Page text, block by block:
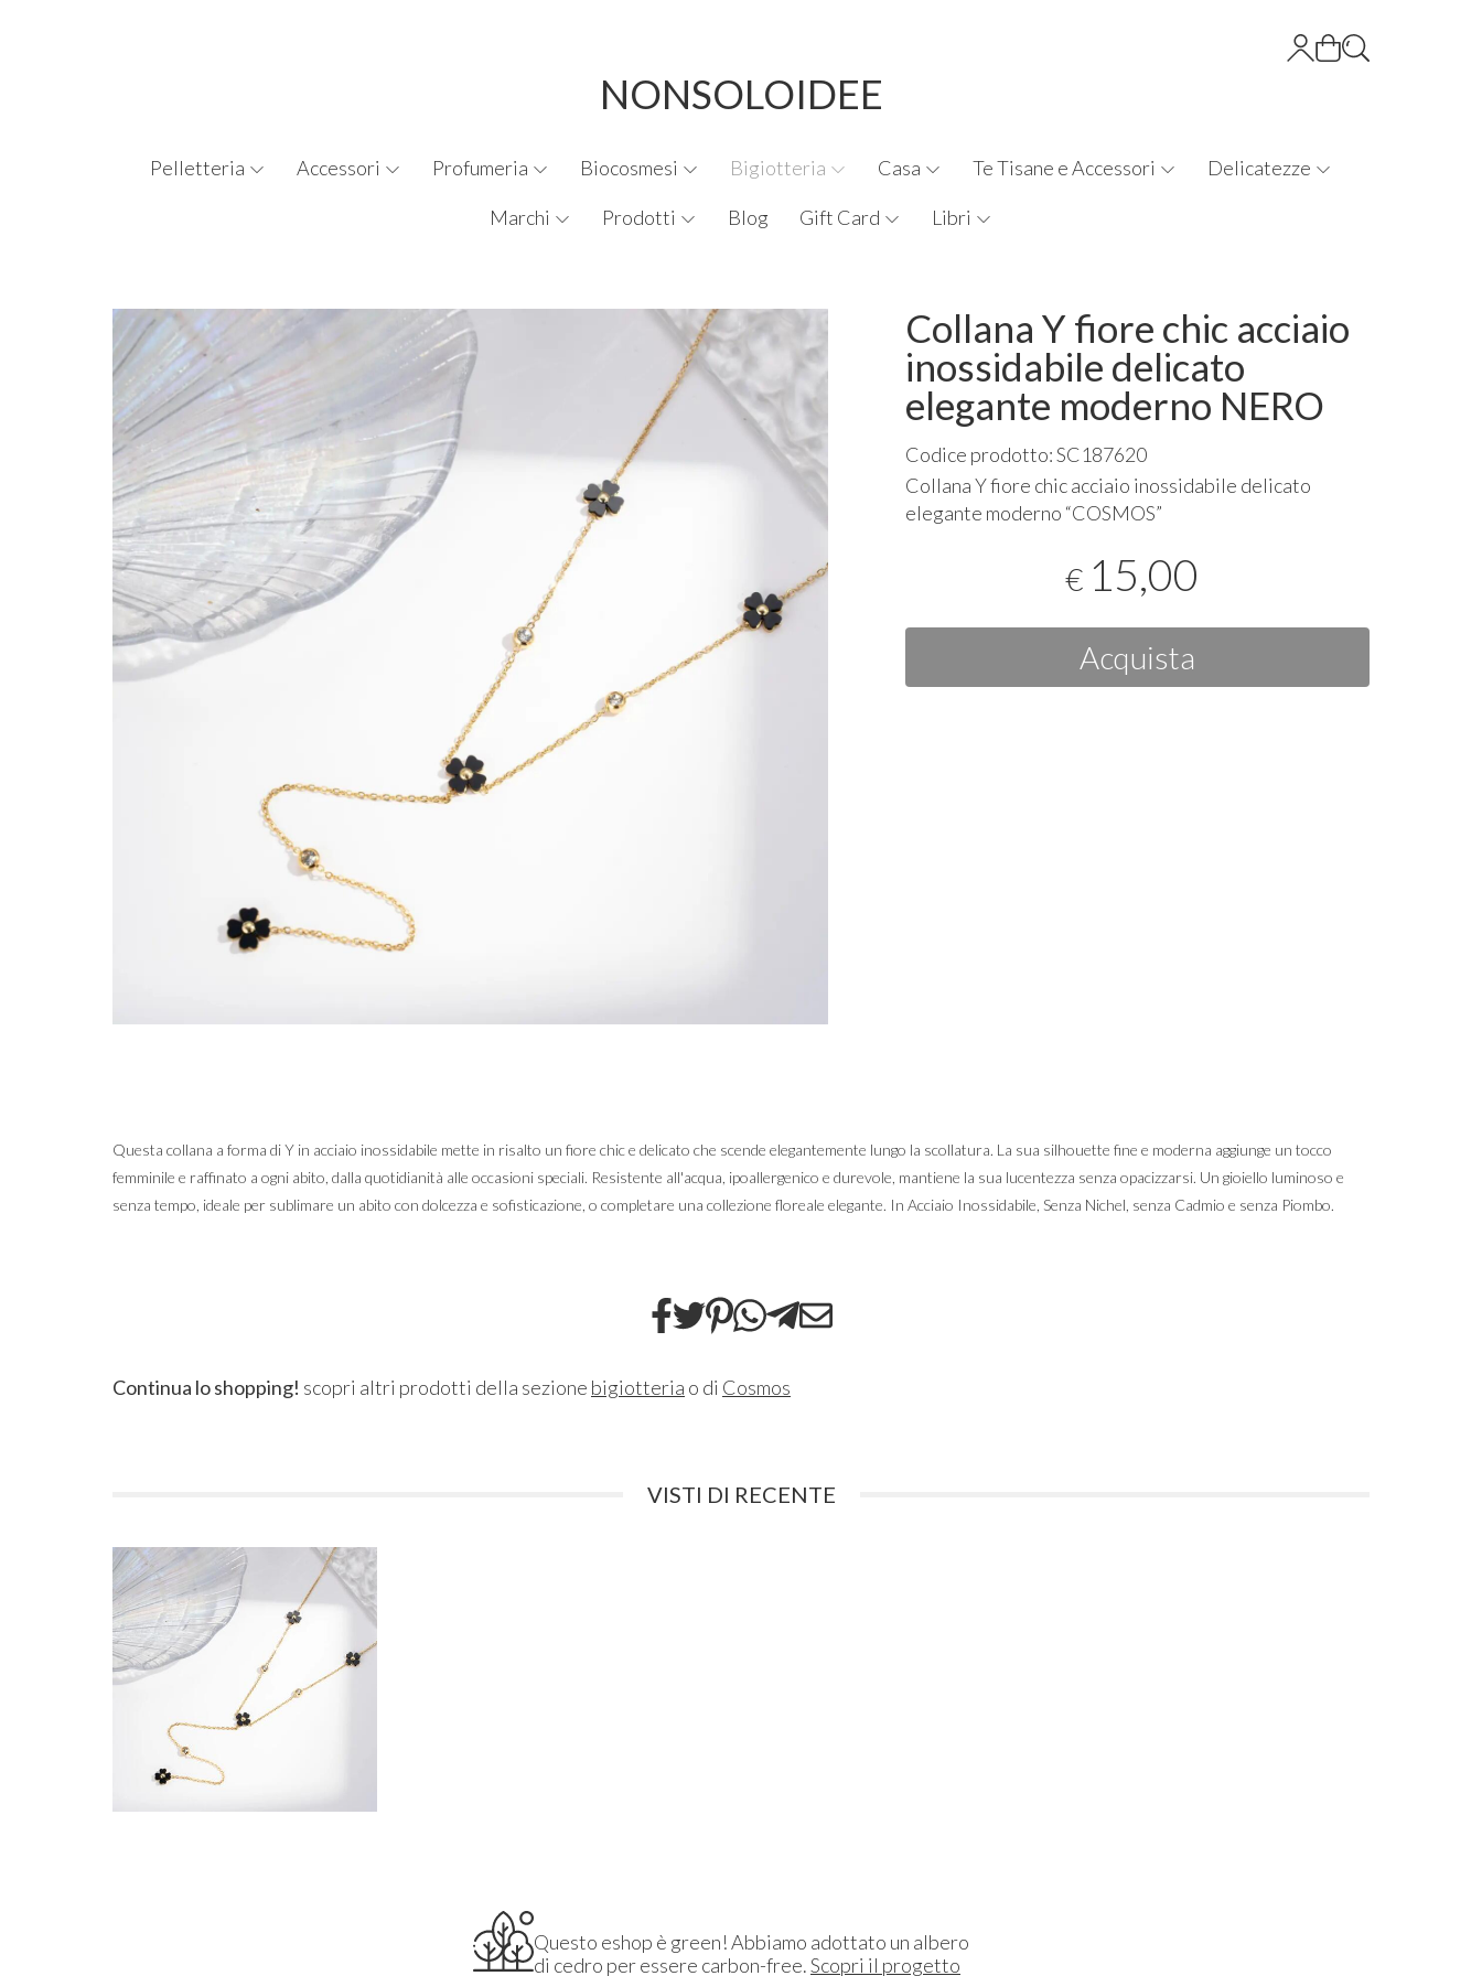
NONSOLOIDEE
Pelletteria Accessori Profumeria Biocosmesi Bigiotteria Casa Te Tisane e Accessori Delicatezze
Marchi Prodotti Blog Gift Card Libri
Collana Y fiore chic acciaio
inossidabile delicato
elegante moderno NERO
Codice prodotto: SC187620
Collana Y fiore chic acciaio inossidabile delicato
elegante moderno “COSMOS”
€ 15,00
Acquista
Questa collana a forma di Y in acciaio inossidabile mette in risalto un fiore chic e delicato che scende elegantemente lungo la scollatura. La sua silhouette fine e moderna aggiunge un tocco
femminile e raffinato a ogni abito, dalla quotidianità alle occasioni speciali. Resistente all'acqua, ipoallergenico e durevole, mantiene la sua lucentezza senza opacizzarsi. Un gioiello luminoso e
senza tempo, ideale per sublimare un abito con dolcezza e sofisticazione, o completare una collezione floreale elegante. In Acciaio Inossidabile, Senza Nichel, senza Cadmio e senza Piombo.
Continua lo shopping! scopri altri prodotti della sezione bigiotteria o di Cosmos
VISTI DI RECENTE
Questo eshop è green! Abbiamo adottato un albero
di cedro per essere carbon-free.Scopri il progetto